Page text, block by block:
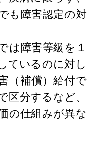
も障害認定の対
は障害等級を１
ているのに対し
（補償）給付で
区分するなど、
の仕組みが異な